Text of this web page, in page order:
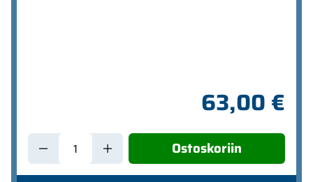
63,00 €
Ostoskoriin